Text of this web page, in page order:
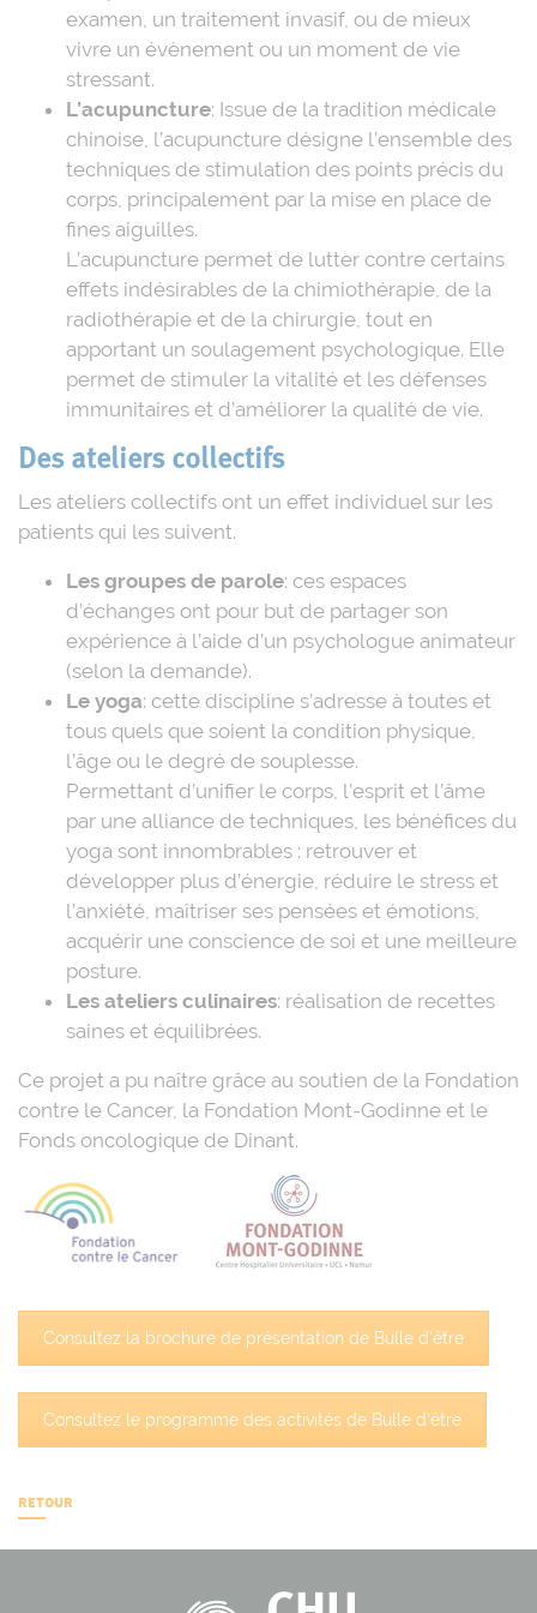
examen, un traitement invasif, ou de mieux
vivre un évènement ou un moment de vie
stressant.
L’acupuncture: Issue de la tradition médicale
chinoise, l’acupuncture désigne l’ensemble des
techniques de stimulation des points précis du
corps, principalement par la mise en place de
fines aiguilles.
L’acupuncture permet de lutter contre certains
effets indésirables de la chimiothérapie, de la
radiothérapie et de la chirurgie, tout en
apportant un soulagement psychologique. Elle
permet de stimuler la vitalité et les défenses
immunitaires et d’améliorer la qualité de vie.
Des ateliers collectifs
Les ateliers collectifs ont un effet individuel sur les
patients qui les suivent.
Les groupes de parole: ces espaces
d’échanges ont pour but de partager son
expérience à l’aide d’un psychologue animateur
(selon la demande).
Le yoga: cette discipline s’adresse à toutes et
tous quels que soient la condition physique,
l’âge ou le degré de souplesse.
Permettant d’unifier le corps, l’esprit et l’âme
par une alliance de techniques, les bénéfices du
yoga sont innombrables : retrouver et
développer plus d’énergie, réduire le stress et
l’anxiété, maîtriser ses pensées et émotions,
acquérir une conscience de soi et une meilleure
posture.
Les ateliers culinaires: réalisation de recettes
saines et équilibrées.
Ce projet a pu naître grâce au soutien de la Fondation
contre le Cancer, la Fondation Mont-Godinne et le
Fonds oncologique de Dinant.
Consultez la brochure de présentation de Bulle d'être
Consultez le programme des activités de Bulle d'être
RETOUR